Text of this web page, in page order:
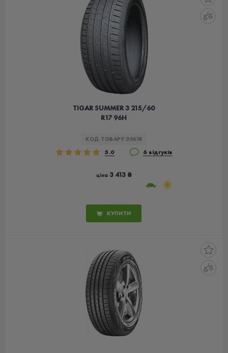
TIGAR SUMMER 3 215/60
R17 96H
КОД ТОВАРУ:30618
5.0 6 відгуків
ціна3 413 ₴
КУПИТИ